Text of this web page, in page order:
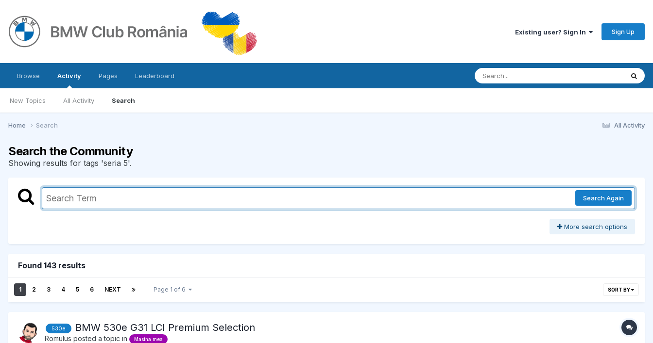
Existing user? Sign In Sign Up
Browse Activity
New Topics All Activity Search
Pages Leaderboard
All Activity
Home Search
Search the Community
Showing results for tags 'seria 5'.
Search Again
More search options
Found 143 results
1 2 3 4 5 6 NEXT Page 1 of 6 SORT BY
530e BMW 530e G31 LCI Premium Selection
Romulus posted a topic in Masina mea